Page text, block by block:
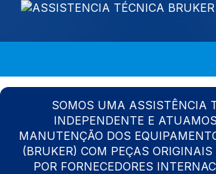
SOMOS UMA ASSISTÊNCIA
INDEPENDENTE E
MANUTENÇÃO DOS
(BRUKER) COM PEÇAS ORIGINAIS
POR FORNECEDORES